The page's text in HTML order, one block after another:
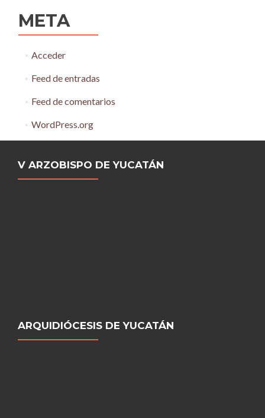
META
Acceder
Feed de entradas
Feed de comentarios
WordPress.org
V ARZOBISPO DE YUCATÁN
ARQUIDIÓCESIS DE YUCATÁN